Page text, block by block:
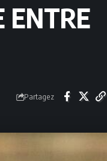
ENTRE
Partagez